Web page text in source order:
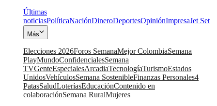
Últimas
noticiasPolíticaNaciónDineroDeportesOpiniónImpresaJet Set
Más
Elecciones 2026Foros SemanaMejor ColombiaSemana
PlayMundoConfidencialesSemana
TVGenteEspecialesArcadiaTecnologíaTurismoEstados
UnidosVehículosSemana SostenibleFinanzas Personales4
PatasSaludLoteríasEducaciónContenido en
colaboraciónSemana RuralMujeres